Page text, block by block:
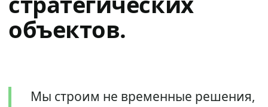
объектов.
Мы строим не временные решения,